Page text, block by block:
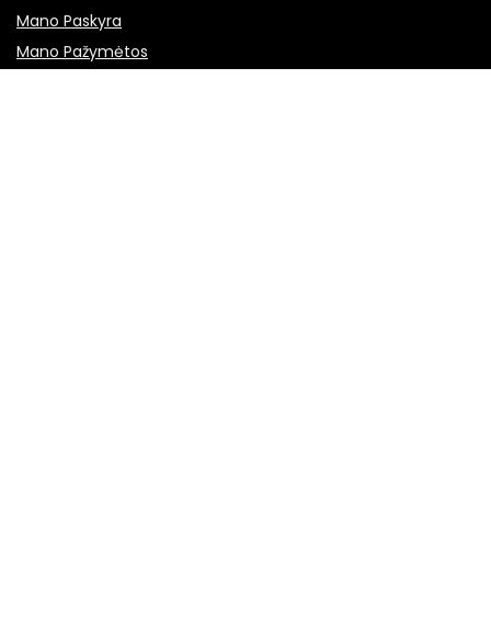
Mano Paskyra
Mano Pažymėtos